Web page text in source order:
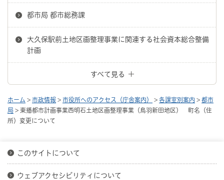
都市局 都市総務課
大久保駅前土地区画整理事業に関連する社会資本総合整備
計画
すべて見る
ホーム > 市政情報 > 市役所へのアクセス（庁舎案内） > 各課室別案内 > 都市
局 > 東播都市計画事業西明石土地区画整理事業（鳥羽新田地区） 町名（住
所）変更について
このサイトについて
ウェブアクセシビリティについて